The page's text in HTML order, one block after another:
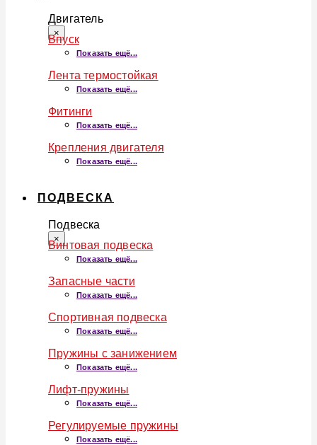
Двигатель
×
Впуск
Показать ещё...
Лента термостойкая
Показать ещё...
Фитинги
Показать ещё...
Крепления двигателя
Показать ещё...
ПОДВЕСКА
Подвеска
×
Винтовая подвеска
Показать ещё...
Запасные части
Показать ещё...
Спортивная подвеска
Показать ещё...
Пружины с занижением
Показать ещё...
Лифт-пружины
Показать ещё...
Регулируемые пружины
Показать ещё...